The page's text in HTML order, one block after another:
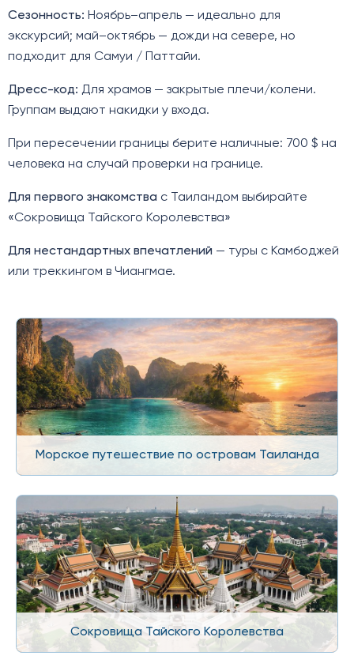
Сезонность: Ноябрь–апрель — идеально для
экскурсий; май–октябрь — дожди на севере, но
подходит для Самуи / Паттайи.
Дресс-код: Для храмов — закрытые плечи/колени.
Группам выдают накидки у входа.
При пересечении границы берите наличные: 700 $ на
человека на случай проверки на границе.
Для первого знакомства с Таиландом выбирайте
«Сокровища Тайского Королевства»
Для нестандартных впечатлений — туры с Камбоджей
или треккингом в Чиангмае.
Морское путешествие по островам Таиланда
Сокровища Тайского Королевства